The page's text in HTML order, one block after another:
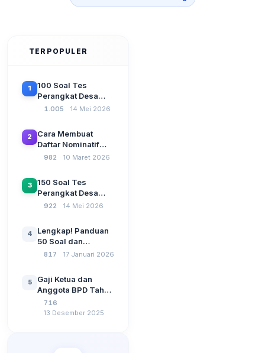
TERPOPULER
1
100 Soal Tes
Perangkat Desa
Terbaru 2026
CAT Berbasis UU
Desa No. 3 Tahun
2024
1.005 14 Mei 2026
2
Cara Membuat
Daftar Nominatif
Siltap di Aplikasi
SPP Pencairan
Dana Desa
982 10 Maret 2026
3
150 Soal Tes
Perangkat Desa
2026: Administrasi
Kebangsaan, dan
Komputer Beserta
Jawaban Paling
922 14 Mei 2026
4
Lengkap! Panduan
50 Soal dan
Jawaban Tes
Berdasarkan UU No
3 Tahun 2024
817 17 Januari 2026
5
Gaji Ketua dan
Anggota BPD Tahun
2026, Berapa
Besarannya? Ada
716
13 Desember 2025